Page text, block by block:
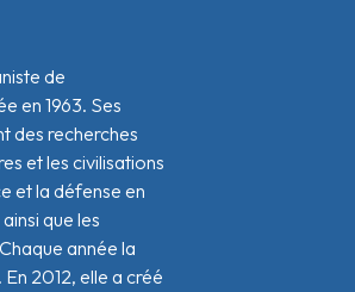
de
en 1963. Ses
des recherches
et les civilisations
et la défense en
que les
année la
2012, elle a créé